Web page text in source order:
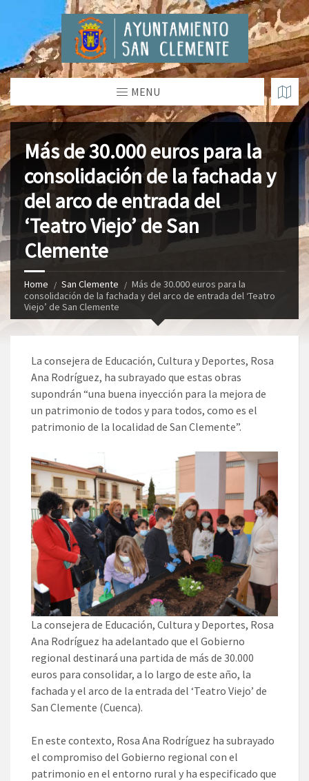
MENU
Más de 30.000 euros para la
consolidación de la fachada y
del arco de entrada del
‘Teatro Viejo’ de San
Clemente
Home San Clemente
Más de 30.000 euros para la
consolidación de la fachada y del arco de entrada del ‘Teatro
Viejo’ de San Clemente
La consejera de Educación, Cultura y Deportes, Rosa
Ana Rodríguez, ha subrayado que estas obras
supondrán “una buena inyección para la mejora de
un patrimonio de todos y para todos, como es el
patrimonio de la localidad de San Clemente”.
La consejera de Educación, Cultura y Deportes, Rosa
Ana Rodríguez ha adelantado que el Gobierno
regional destinará una partida de más de 30.000
euros para consolidar, a lo largo de este año, la
fachada y el arco de la entrada del ‘Teatro Viejo’ de
San Clemente (Cuenca).
En este contexto, Rosa Ana Rodríguez ha subrayado
el compromiso del Gobierno regional con el
patrimonio en el entorno rural y ha especificado que